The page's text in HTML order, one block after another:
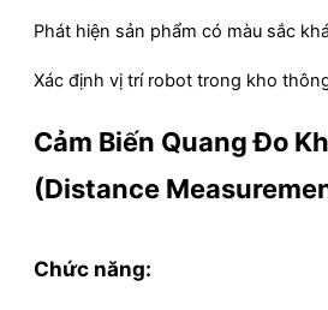
Phát hiện sản phẩm có màu sắc
Xác định vị trí robot trong kho
Cảm Biến Quang Đo
(Distance
Chức năng: